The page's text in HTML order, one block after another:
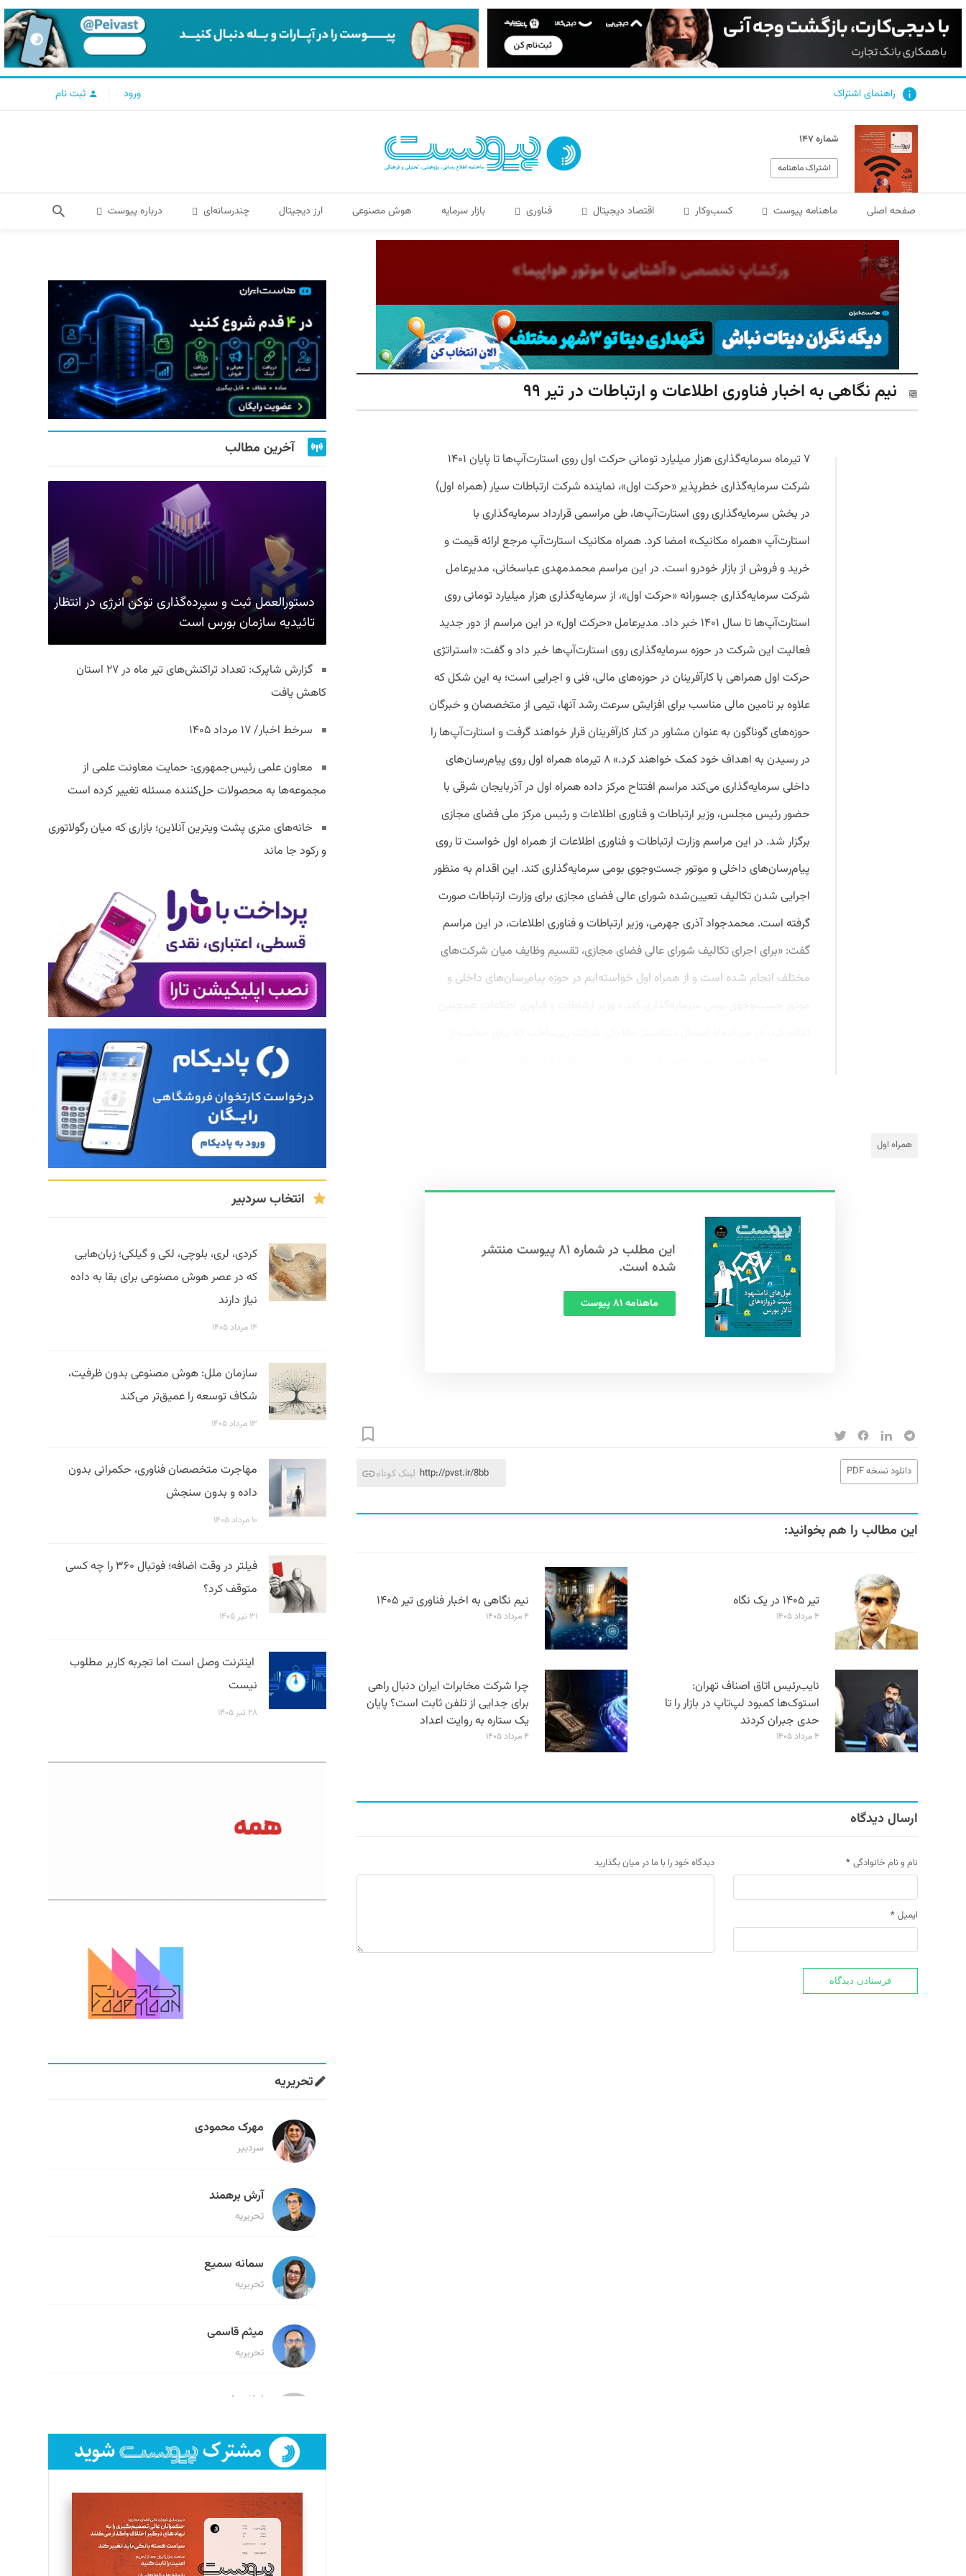
راهنمای اشتراک ورود ثبت نام
شماره ۱۴۷
اشتراک ماهنامه
صفحه اصلی ماهنامه پیوست کسب‌و‌کار اقتصاد دیجیتال فناوری بازار سرمایه هوش مصنوعی ارز دیجیتال چندرسانه‌ای درباره پیوست
نیم نگاهی به اخبار فناوری اطلاعات و ارتباطات در تیر ۹۹
۷ تیرماه سرمایه‌گذاری هزار میلیارد تومانی حرکت اول روی استارت‌آپ‌ها تا پایان ۱۴۰۱
شرکت سرمایه‌گذاری خطرپذیر «حرکت اول»، نماینده شرکت ارتباطات سیار (همراه اول)
در بخش سرمایه‌گذاری روی استارت‌آپ‌ها، طی مراسمی قرارداد سرمایه‌گذاری با
استارت‌آپ «همراه مکانیک» امضا کرد. همراه مکانیک استارت‌آپ مرجع ارائه قیمت‌ و
خرید و فروش از بازار خودرو است. در این مراسم محمدمهدی عباسخانی، مدیرعامل
شرکت سرمایه‌گذاری جسورانه «حرکت اول»، از سرمایه‌گذاری هزار میلیارد تومانی روی
استارت‌آپ‌ها تا سال ۱۴۰۱ خبر داد. مدیرعامل «حرکت اول» در این مراسم از دور جدید
فعالیت این شرکت در حوزه سرمایه‌گذاری روی استارت‌آپ‌ها خبر داد و گفت: «استراتژی
حرکت اول همراهی با کارآفرینان در حوزه‌های مالی، فنی و اجرایی است؛ به این شکل که
علاوه بر تامین مالی مناسب برای افزایش سرعت رشد آنها، تیمی از متخصصان و خبرگان
حوزه‌های گوناگون به عنوان مشاور در کنار کارآفرینان قرار خواهند گرفت و استارت‌آپ‌ها را
در رسیدن به اهداف خود کمک خواهند کرد.» ۸ تیرماه همراه اول روی پیام‌رسان‌های
داخلی سرمایه‌گذاری می‌کند مراسم افتتاح مرکز داده همراه اول در آذربایجان شرقی با
حضور رئیس مجلس، وزیر ارتباطات و فناوری اطلاعات و رئیس مرکز ملی فضای مجازی
برگزار شد. در این مراسم وزارت ارتباطات و فناوری اطلاعات از همراه اول خواست تا روی
پیام‌رسان‌های داخلی و موتور جست‌وجوی بومی سرمایه‌گذاری کند. این اقدام به منظور
اجرایی شدن تکالیف تعیین‌شده شورای عالی فضای مجازی برای وزارت ارتباطات صورت
گرفته است. محمدجواد آذری جهرمی، وزیر ارتباطات و فناوری اطلاعات، در این مراسم
گفت: «برای اجرای تکالیف شورای عالی فضای مجازی، تقسیم وظایف میان شرکت‌های
مختلف انجام شده است و از همراه اول خواسته‌ایم در حوزه پیام‌رسان‌های داخلی و
همراه اول
این مطلب در شماره ۸۱ پیوست منتشر
شده است.
ماهنامه ۸۱ پیوست
دانلود نسخه PDF لینک کوتاه http://pvst.ir/8bb
این مطالب را هم بخوانید:
تیر ۱۴۰۵ در یک نگاه
۴ مرداد ۱۴۰۵
نیم نگاهی به اخبار فناوری تیر ۱۴۰۵
۴ مرداد ۱۴۰۵
نایب‌رئیس اتاق اصناف تهران:
استوک‌ها کمبود لپ‌تاپ در بازار را تا
حدی جبران کردند
۴ مرداد ۱۴۰۵
چرا شرکت مخابرات ایران دنبال راهی
برای جدایی از تلفن ثابت است؟ پایان
یک ستاره به روایت اعداد
۴ مرداد ۱۴۰۵
ارسال دیدگاه
نام و نام خانوادگی *
ایمیل *
دیدگاه خود را با ما در میان بگذارید
آخرین مطالب
دستورالعمل ثبت و سپرده‌گذاری توکن انرژی در انتظار
تائیدیه سازمان بورس است
گزارش شاپرک: تعداد تراکنش‌های تیر ماه در ۲۷ استان‌
کاهش یافت
سرخط اخبار/ ۱۷ مرداد ۱۴۰۵
معاون علمی رئیس‌جمهوری: حمایت معاونت علمی از
مجموعه‌ها به محصولات حل‌کننده مسئله تغییر کرده است
خانه‌های متری پشت ویترین آنلاین؛ بازاری که میان رگولاتوری
و رکود جا ماند
انتخاب سردبیر
کردی، لری، بلوچی، لکی و گیلکی؛ زبان‌هایی
که در عصر هوش مصنوعی برای بقا به داده
نیاز دارند
۱۴ مرداد ۱۴۰۵
سازمان ملل: هوش مصنوعی بدون ظرفیت،
شکاف توسعه را عمیق‌تر می‌کند
۱۳ مرداد ۱۴۰۵
مهاجرت متخصصان فناوری، حکمرانی بدون
داده و بدون سنجش
۱۰ مرداد ۱۴۰۵
فیلتر در وقت اضافه؛ فوتبال ۳۶۰ را چه کسی
متوقف کرد؟
۳۱ تیر ۱۴۰۵
اینترنت وصل است اما تجربه کاربر مطلوب
نیست
۲۸ تیر ۱۴۰۵
تحریریه
مهرک محمودی
سردبیر
آرش برهمند
تحریریه
سمانه سمیع
تحریریه
میثم قاسمی
تحریریه
لیلا حنارود
فائزه فتحی رستمی
تحریریه
سروش کرمیان
تحریریه